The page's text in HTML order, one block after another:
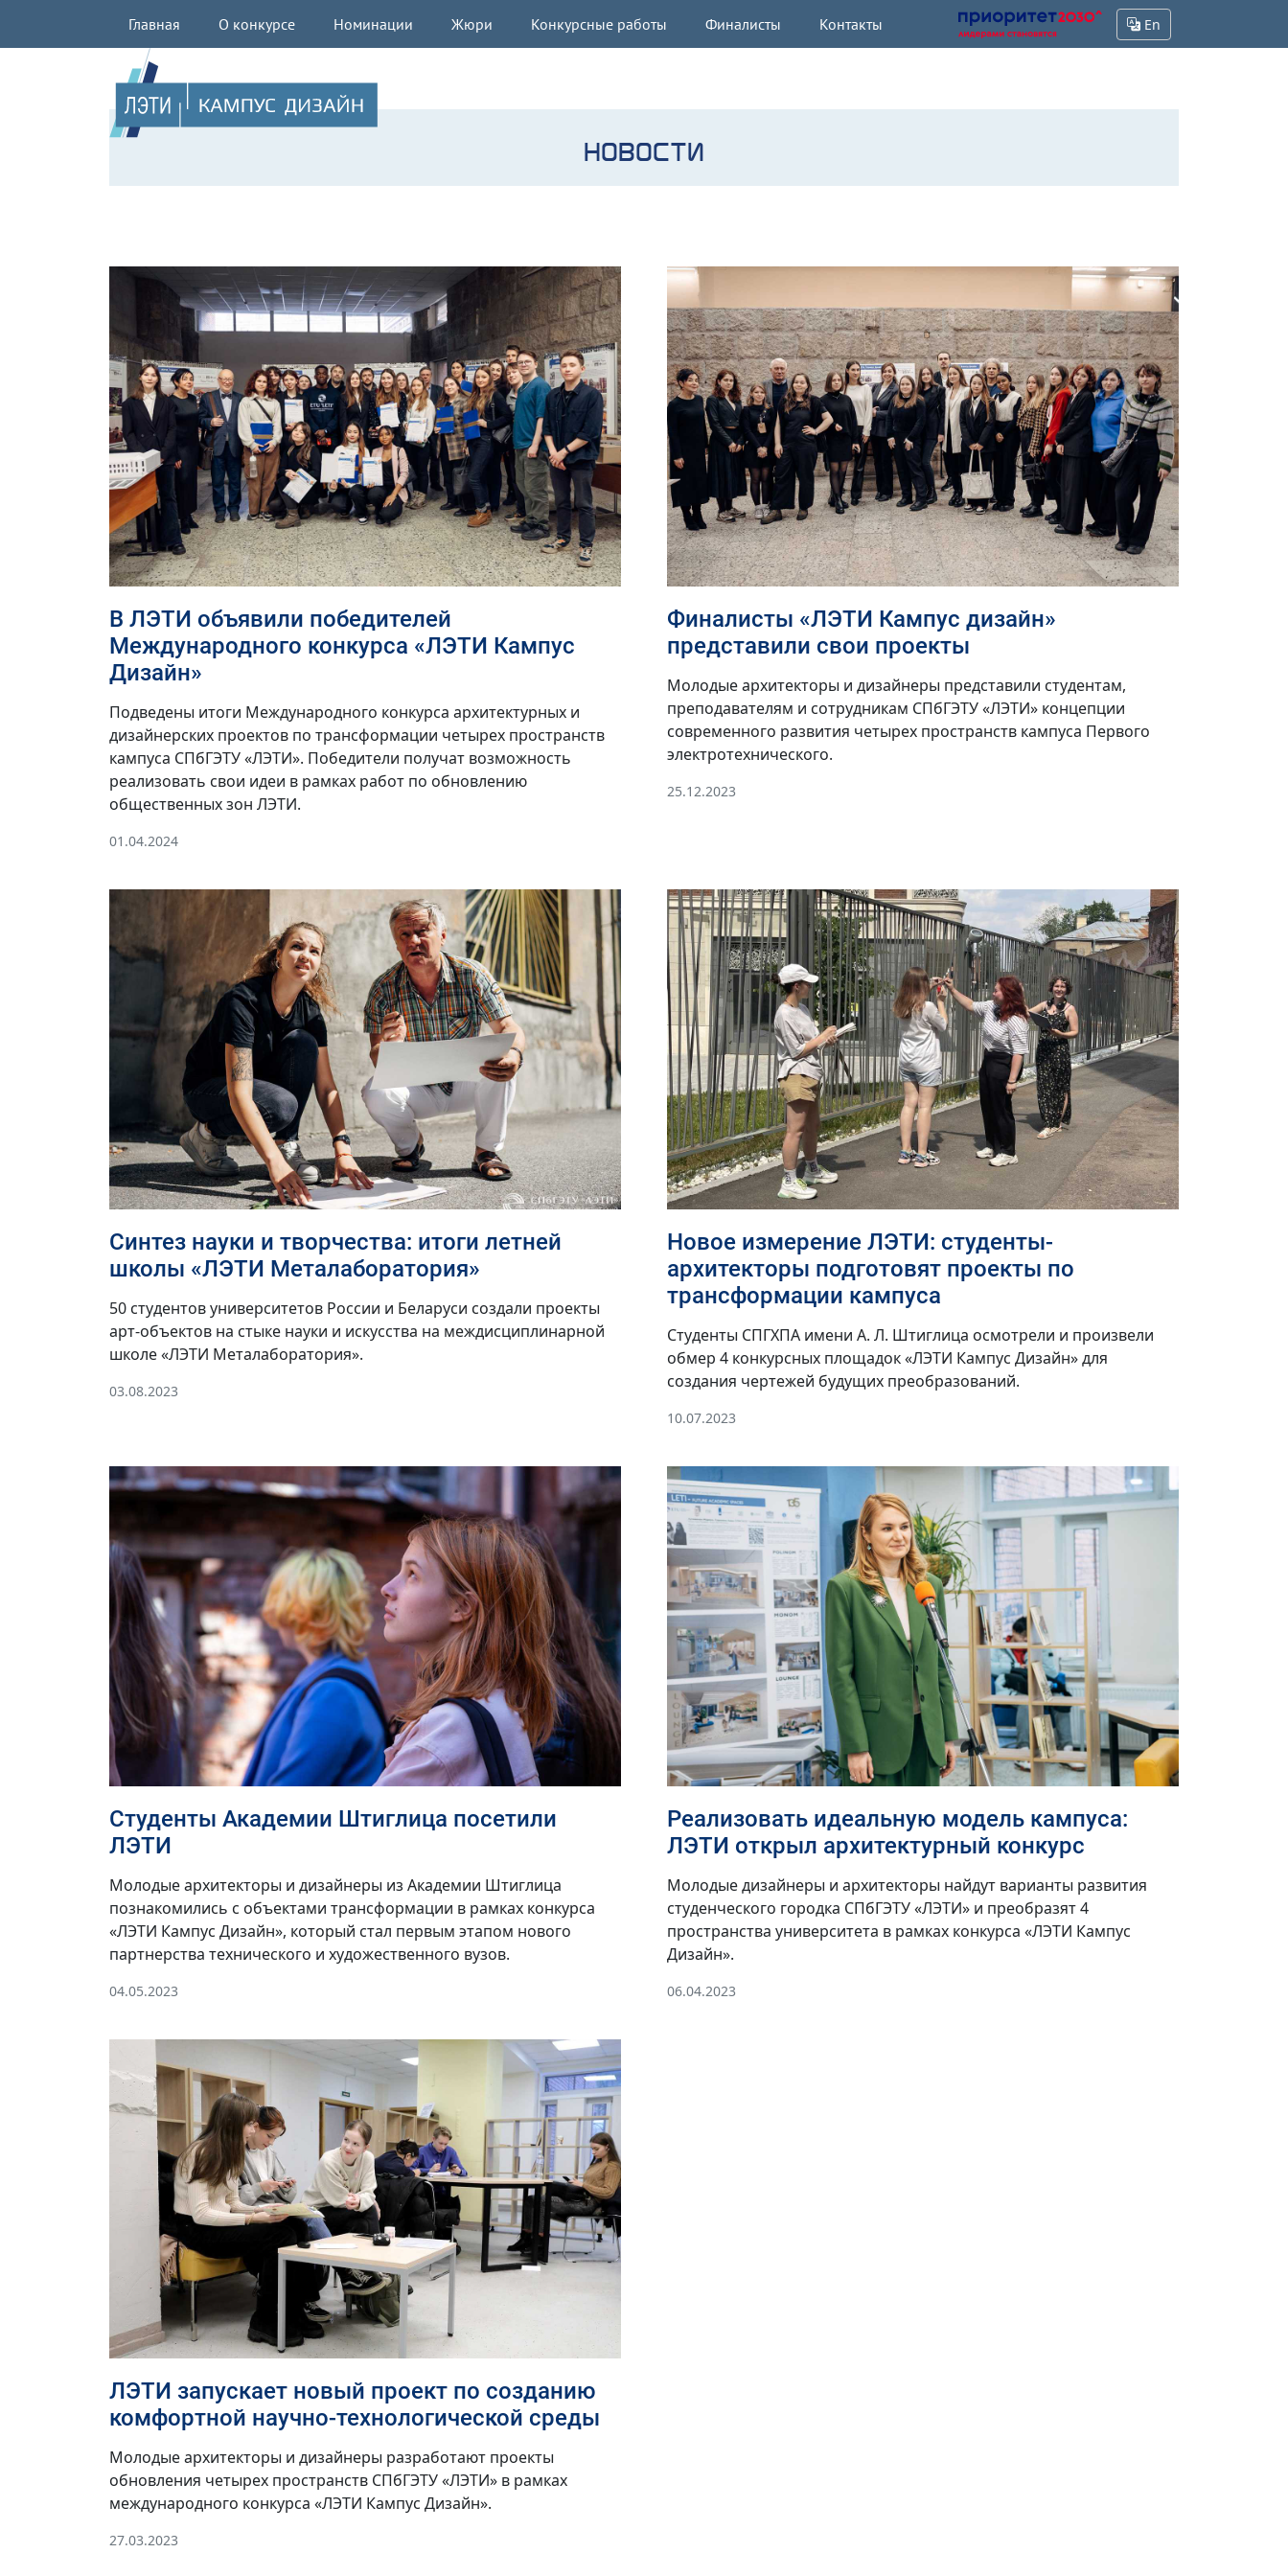
Главная О конкурсе Номинации Жюри Конкурсные работы Финалисты Контакты En
НОВОСТИ
В ЛЭТИ объявили победителей
Международного конкурса «ЛЭТИ Кампус
Дизайн»
Подведены итоги Международного конкурса архитектурных и
дизайнерских проектов по трансформации четырех пространств
кампуса СПбГЭТУ «ЛЭТИ». Победители получат возможность
реализовать свои идеи в рамках работ по обновлению
общественных зон ЛЭТИ.
01.04.2024
Финалисты «ЛЭТИ Кампус дизайн»
представили свои проекты
Молодые архитекторы и дизайнеры представили студентам,
преподавателям и сотрудникам СПбГЭТУ «ЛЭТИ» концепции
современного развития четырех пространств кампуса Первого
электротехнического.
25.12.2023
Cинтез науки и творчества: итоги летней
школы «ЛЭТИ Металаборатория»
50 студентов университетов России и Беларуси создали проекты
арт-объектов на стыке науки и искусства на междисциплинарной
школе «ЛЭТИ Металаборатория».
03.08.2023
Новое измерение ЛЭТИ: студенты-
архитекторы подготовят проекты по
трансформации кампуса
Студенты СПГХПА имени А. Л. Штиглица осмотрели и произвели
обмер 4 конкурсных площадок «ЛЭТИ Кампус Дизайн» для
создания чертежей будущих преобразований.
10.07.2023
Студенты Академии Штиглица посетили
ЛЭТИ
Молодые архитекторы и дизайнеры из Академии Штиглица
познакомились с объектами трансформации в рамках конкурса
«ЛЭТИ Кампус Дизайн», который стал первым этапом нового
партнерства технического и художественного вузов.
04.05.2023
Реализовать идеальную модель кампуса:
ЛЭТИ открыл архитектурный конкурс
Молодые дизайнеры и архитекторы найдут варианты развития
студенческого городка СПбГЭТУ «ЛЭТИ» и преобразят 4
пространства университета в рамках конкурса «ЛЭТИ Кампус
Дизайн».
06.04.2023
ЛЭТИ запускает новый проект по созданию
комфортной научно-технологической среды
Молодые архитекторы и дизайнеры разработают проекты
обновления четырех пространств СПбГЭТУ «ЛЭТИ» в рамках
международного конкурса «ЛЭТИ Кампус Дизайн».
27.03.2023